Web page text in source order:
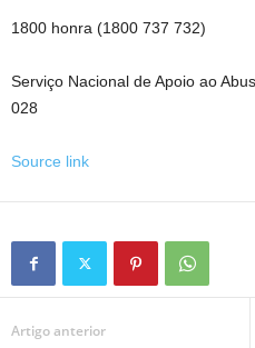
1800 honra (1800 737 732)
Serviço Nacional de Apoio ao
028
Source link
Artigo anterior